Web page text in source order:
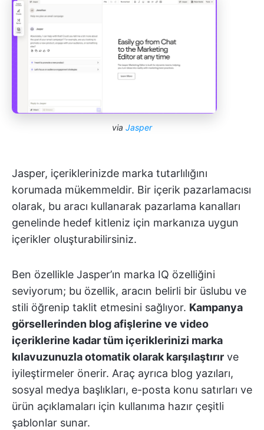
via Jasper
Jasper, içeriklerinizde marka tutarlılığını
korumada mükemmeldir. Bir içerik pazarlamacısı
olarak, bu aracı kullanarak pazarlama kanalları
genelinde hedef kitleniz için markanıza uygun
içerikler oluşturabilirsiniz.
Ben özellikle Jasper’ın marka IQ özelliğini
seviyorum; bu özellik, aracın belirli bir üslubu ve
stili öğrenip taklit etmesini sağlıyor. Kampanya
görsellerinden blog afişlerine ve video
içeriklerine kadar tüm içeriklerinizi marka
kılavuzunuzla otomatik olarak karşılaştırır ve
iyileştirmeler önerir. Araç ayrıca blog yazıları,
sosyal medya başlıkları, e-posta konu satırları ve
ürün açıklamaları için kullanıma hazır çeşitli
şablonlar sunar.